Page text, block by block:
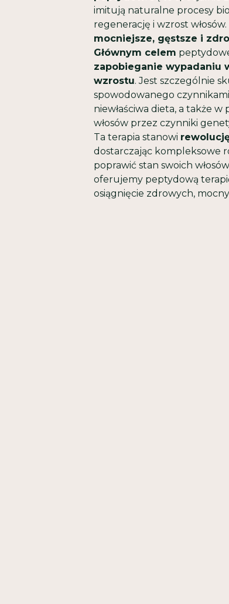
imitują naturalne procesy
regenerację i wzrost
mocniejsze, gęstsze i
Głównym celem
zapobieganie wypadaniu
wzrostu. Jest szczególnie
spowodowanego
niewłaściwa dieta, a także
włosów przez czynniki
Ta terapia stanowi
dostarczając kompleksowe
poprawić stan swoich
oferujemy peptydową
osiągnięcie zdrowych,